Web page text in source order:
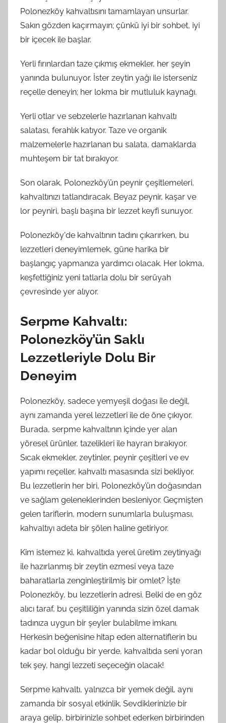
Polonezköy kahvaltısını tamamlayan unsurlar.
Sakın gözden kaçırmayın; çünkü iyi bir sohbet, iyi
bir içecek ile başlar.
Yerli fırınlardan taze çıkmış ekmekler, her şeyin
yanında bulunuyor. İster zeytin yağı ile isterseniz
reçelle deneyin; her lokma bir mutluluk kaynağı.
Yerli otlar ve sebzelerle hazırlanan kahvaltı
salatası, ferahlık katıyor. Taze ve organik
malzemelerle hazırlanan bu salata, damaklarda
muhteşem bir tat bırakıyor.
Son olarak, Polonezköy’ün peynir çeşitlemeleri,
kahvaltınızı tatlandıracak. Beyaz peynir, kaşar ve
lor peyniri, başlı başına bir lezzet keyfi sunuyor.
Polonezköy'de kahvaltının tadını çıkarırken, bu
lezzetleri deneyimlemek, güne harika bir
başlangıç yapmanıza yardımcı olacak. Her lokma,
keşfettiğiniz yeni tatlarla dolu bir serüyah
çevresinde yer alıyor.
Serpme Kahvaltı:
Polonezköy’ün Saklı
Lezzetleriyle Dolu Bir
Deneyim
Polonezköy, sadece yemyeşil doğası ile değil,
aynı zamanda yerel lezzetleri ile de öne çıkıyor.
Burada, serpme kahvaltının içinde yer alan
yöresel ürünler, tazelikleri ile hayran bırakıyor.
Sıcak ekmekler, zeytinler, peynir çeşitleri ve ev
yapımı reçeller, kahvaltı masasında sizi bekliyor.
Bu lezzetlerin her biri, Polonezköy’ün doğasından
ve sağlam geleneklerinden besleniyor. Geçmişten
gelen tariflerin, modern sunumlarla buluşması,
kahvaltıyı adeta bir şölen haline getiriyor.
Kim istemez ki, kahvaltıda yerel üretim zeytinyağı
ile hazırlanmış bir zeytin ezmesi veya taze
baharatlarla zenginleştirilmiş bir omlet? İşte
Polonezköy, bu lezzetlerin adresi. Belki de en göz
alıcı taraf, bu çeşitliliğin yanında sizin özel damak
tadınıza uygun bir şeyler bulabilme imkanı.
Herkesin beğenisine hitap eden alternatiflerin bu
kadar bol olduğu bir yerde, kahvaltıda seni yoran
tek şey, hangi lezzeti seçeceğin olacak!
Serpme kahvaltı, yalnızca bir yemek değil, aynı
zamanda bir sosyal etkinlik. Sevdiklerinizle bir
araya gelip, birbirinizle sohbet ederken birbirinden